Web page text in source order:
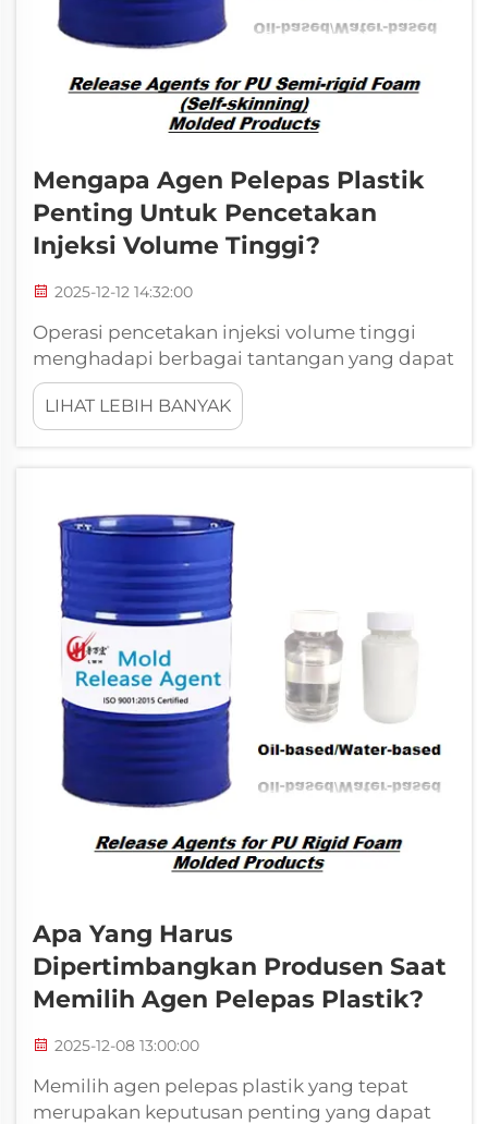
Mengapa Agen Pelepas Plastik
Penting Untuk Pencetakan
Injeksi Volume Tinggi?
2025-12-12 14:32:00
Operasi pencetakan injeksi volume tinggi
menghadapi berbagai tantangan yang dapat
secara signifikan memengaruhi
produktivitas, kualitas produk, dan
profitabilitas keseluruhan. Di antara faktor
pelepas...
LIHAT LEBIH BANYAK
Apa Yang Harus
Dipertimbangkan Produsen Saat
Memilih Agen Pelepas Plastik?
2025-12-08 13:00:00
Memilih agen pelepas plastik yang tepat
merupakan keputusan penting yang dapat